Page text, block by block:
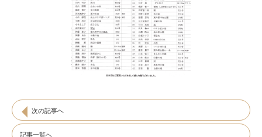
次の記事へ
記事一覧へ